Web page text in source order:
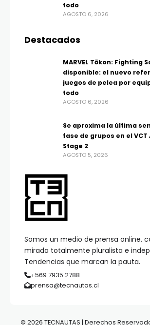
Somos un medio de prensa online,
mirada totalmente pluralista e
Tendencias que marcan la pauta.
+569 7935 2788
prensa@tecnautas.cl
todo
AGOSTO 6, 2026
Destacados
MARVEL Tōkon: Fighting
disponible: el nuevo
juegos de pelea por
todo
AGOSTO 6, 2026
Se aproxima la última
fase de grupos en el VCT
Stage 2
AGOSTO 5, 2026
© 2026 TECNAUTAS | Derechos